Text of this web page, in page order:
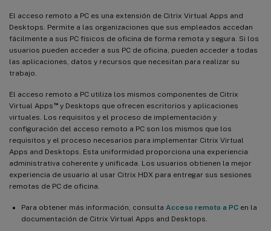
El acceso remoto a PC es una extensión de Citrix Virtual Apps and
Desktops. Permite a las organizaciones que sus empleados accedan
fácilmente a sus PC físicos de oficina de forma remota y segura. Si los
usuarios pueden acceder a sus PC de oficina, pueden acceder a todas
las aplicaciones, datos y recursos que necesitan para realizar su
trabajo.
El acceso remoto a PC utiliza los mismos componentes de Citrix
Virtual Apps ™y Desktops que ofrecen escritorios y aplicaciones
virtuales. Los requisitos y el proceso de implementación y
configuración del acceso remoto a PC son los mismos que los
requisitos y el proceso necesarios para implementar Citrix Virtual
Apps and Desktops. Esta uniformidad proporciona una experiencia
administrativa coherente y unificada. Los usuarios obtienen la mejor
experiencia de usuario al usar Citrix HDX para entregar sus sesiones
remotas de PC de oficina.
Para obtener más información, consulta Acceso remoto a PC en la
documentación de Citrix Virtual Apps and Desktops.